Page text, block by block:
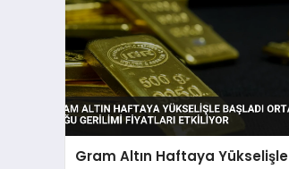
Gram Altın Haftaya Yükselişle